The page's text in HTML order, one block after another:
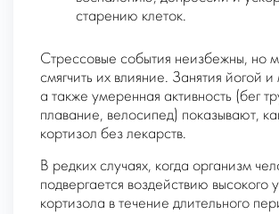
старению клеток.
Стрессовые события неизбежны, но
смягчить их влияние. Занятия йогой
а также умеренная активность (бег
плавание, велосипед) показывают,
кортизол без лекарств.
В редких случаях, когда организм
подвергается воздействию высокого
кортизола в течение длительного